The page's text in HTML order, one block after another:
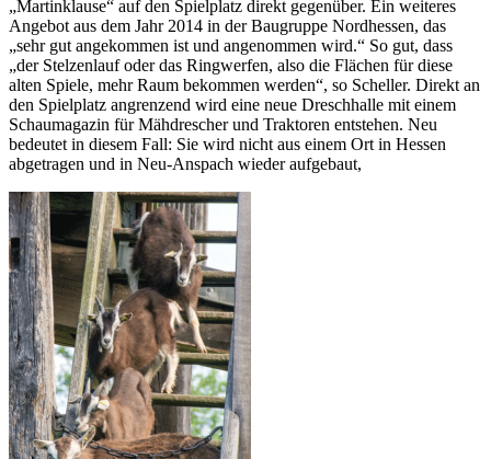
„Martinklause“ auf den Spielplatz direkt gegenüber. Ein weiteres
Angebot aus dem Jahr 2014 in der Baugruppe Nordhessen, das
„sehr gut angekommen ist und angenommen wird.“ So gut, dass
„der Stelzenlauf oder das Ringwerfen, also die Flächen für diese
alten Spiele, mehr Raum bekommen werden“, so Scheller. Direkt an
den Spielplatz angrenzend wird eine neue Dreschhalle mit einem
Schaumagazin für Mähdrescher und Traktoren entstehen. Neu
bedeutet in diesem Fall: Sie wird nicht aus einem Ort in Hessen
abgetragen und in Neu-Anspach wieder aufgebaut,